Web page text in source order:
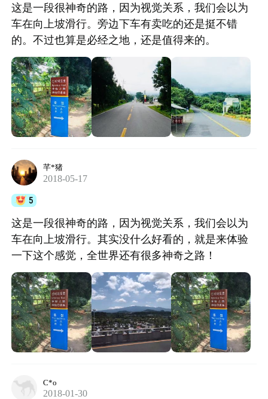
这是一段很神奇的路，因为视觉关系，我们会以为
车在向上坡滑行。旁边下车有卖吃的还是挺不错
的。不过也算是必经之地，还是值得来的。
芊*猪
2018-05-17
5
这是一段很神奇的路，因为视觉关系，我们会以为
车在向上坡滑行。其实没什么好看的，就是来体验
一下这个感觉，全世界还有很多神奇之路！
C*o
2018-01-30